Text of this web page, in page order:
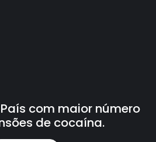
País com maior número
de cocaína.